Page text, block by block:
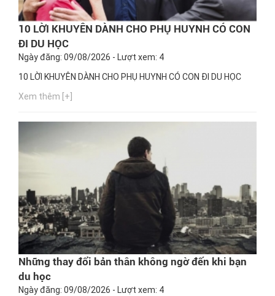
10 LỜI KHUYÊN DÀNH CHO PHỤ HUYNH CÓ CON
ĐI DU HỌC
Ngày đăng: 09/08/2026 - Lượt xem: 4
10 LỜI KHUYÊN DÀNH CHO PHỤ HUYNH CÓ CON ĐI DU HỌC
Xem thêm [+]
Những thay đổi bản thân không ngờ đến khi bạn
du học
Ngày đăng: 09/08/2026 - Lượt xem: 4